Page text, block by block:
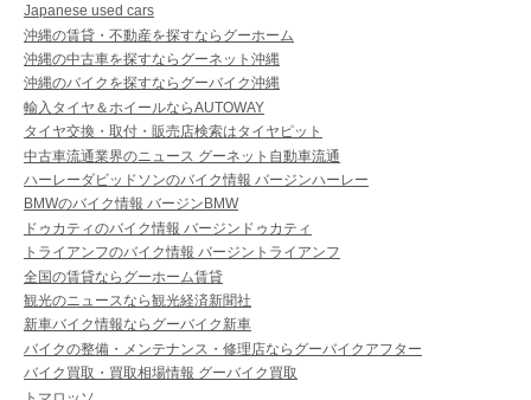
Japanese used cars
沖縄の賃貸・不動産を探すならグーホーム
沖縄の中古車を探すならグーネット沖縄
沖縄のバイクを探すならグーバイク沖縄
輸入タイヤ＆ホイールならAUTOWAY
タイヤ交換・取付・販売店検索はタイヤピット
中古車流通業界のニュース グーネット自動車流通
ハーレーダビッドソンのバイク情報 バージンハーレー
BMWのバイク情報 バージンBMW
ドゥカティのバイク情報 バージンドゥカティ
トライアンフのバイク情報 バージントライアンフ
全国の賃貸ならグーホーム賃貸
観光のニュースなら観光経済新聞社
新車バイク情報ならグーバイク新車
バイクの整備・メンテナンス・修理店ならグーバイクアフター
バイク買取・買取相場情報 グーバイク買取